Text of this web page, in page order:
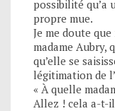
possibilité qu’a
propre mue.
Je me doute
madame
qu’elle se
légitimation de
« À quelle
Allez ! cela a-t-